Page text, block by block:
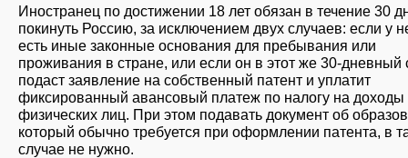
Иностранец по достижении 18 лет обязан в течение 30
покинуть Россию, за исключением двух случаев: если у
есть иные законные основания для пребывания или
проживания в стране, или если он в этот же 30-дневный
подаст заявление на собственный патент и уплатит
фиксированный авансовый платеж по налогу на доходы
физических лиц. При этом подавать документ об
который обычно требуется при оформлении патента, в
случае не нужно.